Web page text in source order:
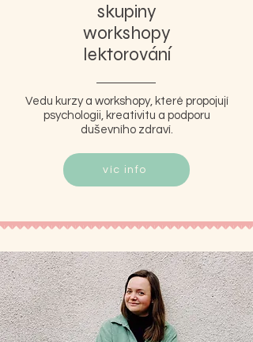
skupiny
workshopy
lektorování
Vedu kurzy a workshopy, které propojují
psychologii, kreativitu a podporu
duševního zdraví.
víc info